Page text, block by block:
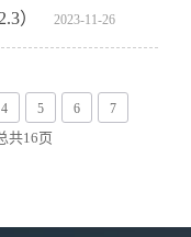
） 2023-11-26
4 5 6
7
共16页